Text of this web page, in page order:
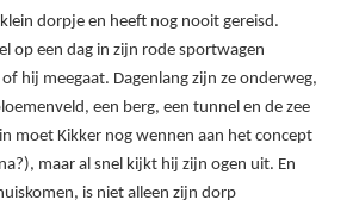
dorpje en heeft nog nooit gereisd.
op een dag in zijn rode sportwagen
hij meegaat. Dagenlang zijn ze onderweg,
een berg, een tunnel en de zee
moet Kikker nog wennen aan het concept
maar al snel kijkt hij zijn ogen uit. En
is niet alleen zijn dorp